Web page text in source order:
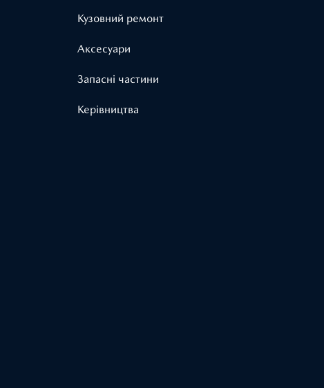
Кузовний ремонт
Аксесуари
Запасні частини
Керівництва